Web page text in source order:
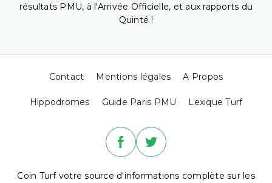
résultats PMU, à l'Arrivée Officielle, et aux rapports du
Quinté !
Contact Mentions légales A Propos
Hippodromes Guide Paris PMU Lexique Turf
Coin Turf votre source d'informations complète sur les